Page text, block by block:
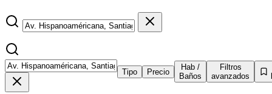
Tipo Precio
Hab /
Baños
Filtros
avanzados